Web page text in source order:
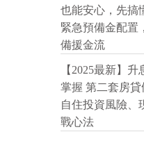
也能安心，先搞
緊急預備金配置
備援金流
【2025最新】
掌握 第二套房
自住投資風險、
戰心法